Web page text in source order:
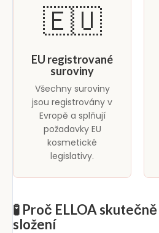
🇪🇺
EU registrované
suroviny
Všechny suroviny
jsou registrovány v
Evropě a splňují
požadavky EU
kosmetické
legislativy.
🧪 Proč ELLOA
složení